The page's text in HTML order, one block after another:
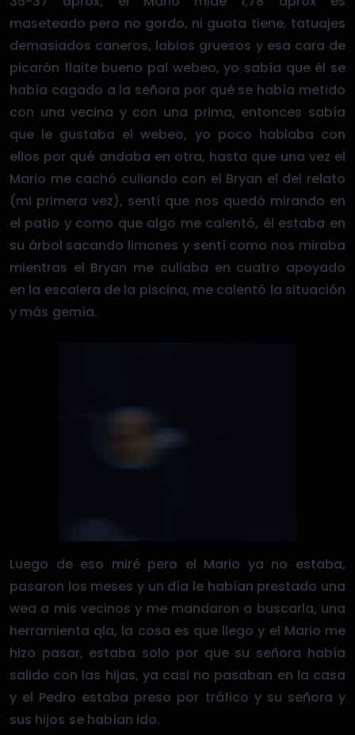
maseteado pero no gordo, ni guata tiene, tatuajes
demasiados caneros, labios gruesos y esa cara de
picarón flaite bueno pal webeo, yo sabía que él se
había cagado a la señora por qué se había metido
con una vecina y con una prima, entonces sabía
que le gustaba el webeo, yo poco hablaba con
ellos por qué andaba en otra, hasta que una vez el
Mario me cachó culiando con el Bryan el del relato
(mi primera vez), sentí que nos quedó mirando en
el patio y como que algo me calentó, él estaba en
su árbol sacando limones y sentí como nos miraba
mientras el Bryan me culiaba en cuatro apoyado
en la escalera de la piscina, me calentó la situación
y más gemía.
Luego de eso miré pero el Mario ya no estaba,
pasaron los meses y un día le habían prestado una
wea a mis vecinos y me mandaron a buscarla, una
herramienta qla, la cosa es que llego y el Mario me
hizo pasar, estaba solo por que su señora había
salido con las hijas, ya casi no pasaban en la casa
y el Pedro estaba preso por tráfico y su señora y
sus hijos se habían ido.